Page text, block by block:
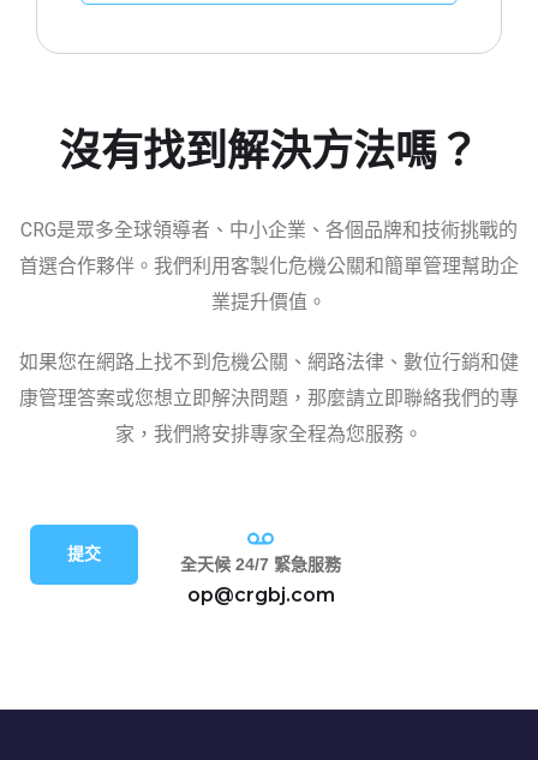
沒有找到解決方法嗎？
CRG是眾多全球領導者、中小企業、各個品牌和技術挑戰的
首選合作夥伴。我們利用客製化危機公關和簡單管理幫助企
業提升價值。
如果您在網路上找不到危機公關、網路法律、數位行銷和健
康管理答案或您想立即解決問題，那麼請立即聯絡我們的專
家，我們將安排專家全程為您服務。
提交 全天候 24/7 緊急服務
op@crgbj.com